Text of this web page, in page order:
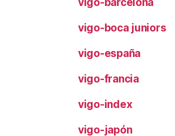
vigo-boca juniors
vigo-españa
vigo-francia
vigo-index
vigo-japón